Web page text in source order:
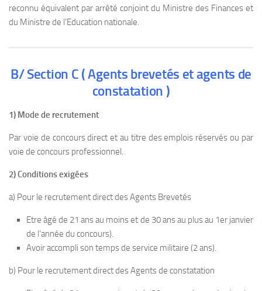
reconnu équivalent par arrêté conjoint du Ministre des Finances et
du Ministre de l’Education nationale.
B/ Section C ( Agents brevetés et agents de
constatation )
1) Mode de recrutement
Par voie de concours direct et au titre des emplois réservés ou par
voie de concours professionnel.
2) Conditions exigées
a) Pour le recrutement direct des Agents Brevetés
Etre âgé de 21 ans au moins et de 30 ans au plus au 1er janvier
de l’année du concours).
Avoir accompli son temps de service militaire (2 ans).
b) Pour le recrutement direct des Agents de constatation